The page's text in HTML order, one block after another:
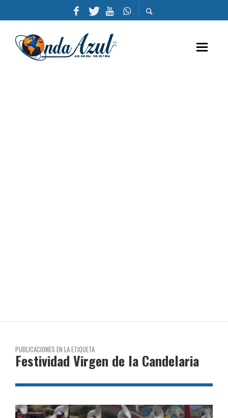
PUBLICACIONES EN LA ETIQUETA
Festividad Virgen de la Candelaria